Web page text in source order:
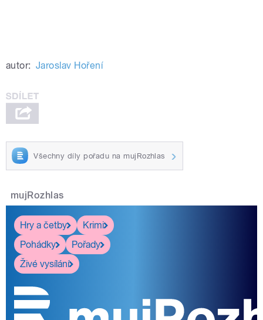
autor: Jaroslav Hoření
Všechny díly pořadu na mujRozhlas
mujRozhlas
Hry a četby
Krimi
Pohádky
Pořady
Živé vysílání